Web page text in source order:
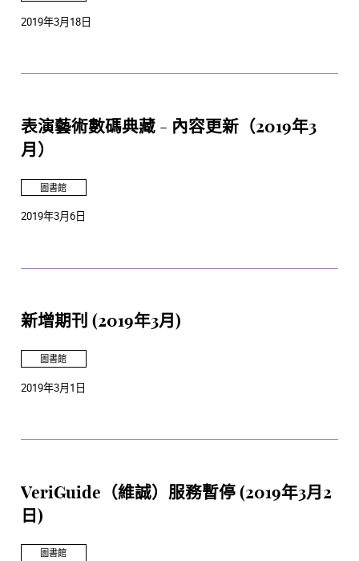
2019年3月18日
表演藝術數碼典藏 - 內容更新（2019年3
月）
圖書館
2019年3月6日
新增期刊 (2019年3月)
圖書館
2019年3月1日
VeriGuide（維誠）服務暫停 (2019年3月2
日)
圖書館